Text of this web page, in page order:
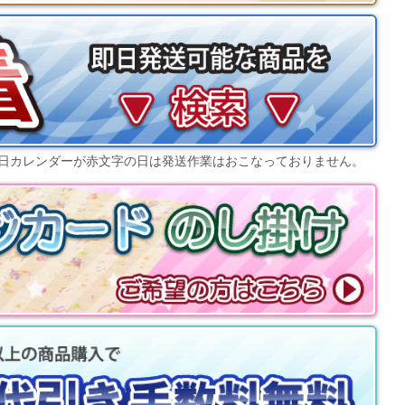
カレンダーが赤文字の日は発送作業はおこなっておりません。